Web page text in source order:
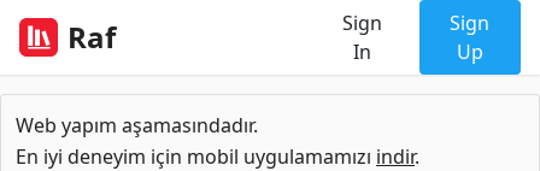
Raf
Sign
In
Sign
Up
Web yapım aşamasındadır.
En iyi deneyim için mobil uygulamamızı indir.